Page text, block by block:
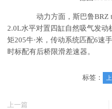
动力方面，斯巴鲁BRZ
2.0L水平对置四缸自然吸气发动
矩205牛·米，传动系统匹配6速
时标配有后桥限滑差速器。
标签：
上一篇